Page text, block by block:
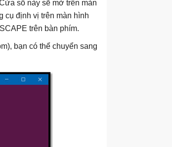
sổ này sẽ mở trên màn
cụ định vị trên màn hình
trên bàn phím.
bạn có thể chuyển sang